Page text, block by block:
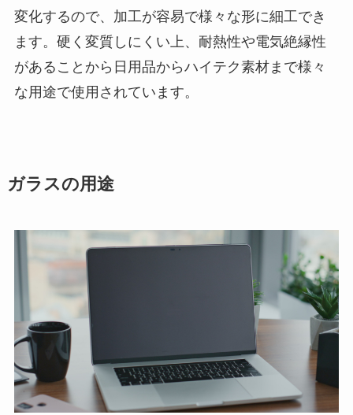
変化するので、加工が容易で様々な形に細工でき
ます。硬く変質しにくい上、耐熱性や電気絶縁性
があることから日用品からハイテク素材まで様々
な用途で使用されています。
ガラスの用途